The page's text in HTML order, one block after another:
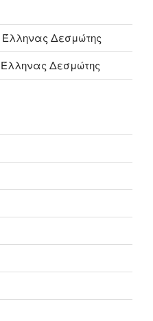
Έλληνας Δεσμώτης
Έλληνας Δεσμώτης